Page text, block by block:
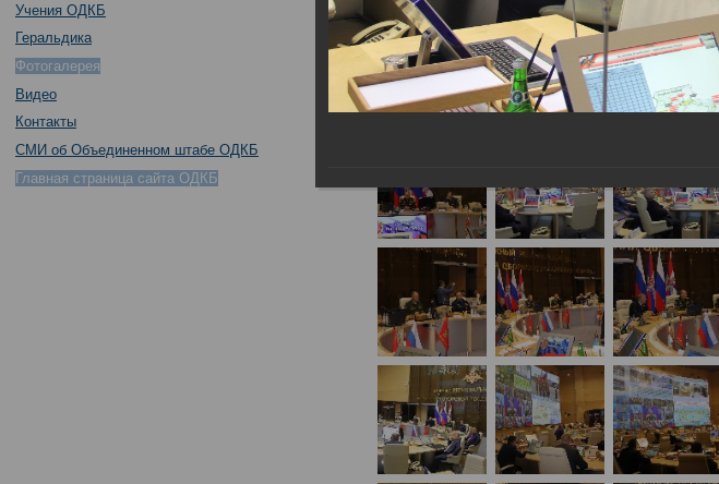
Учения ОДКБ
Геральдика
Фотогалерея
Видео
Контакты
СМИ об Объединенном штабе ОДКБ
Главная страница сайта ОДКБ